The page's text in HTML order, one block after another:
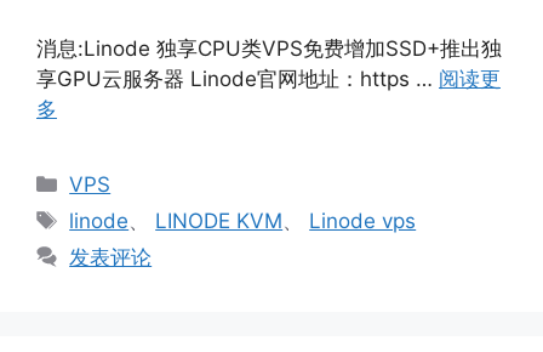
消息:Linode 独享CPU类VPS免费增加SSD+推出独
享GPU云服务器 Linode官网地址：https … 阅读更
多
分
类
VPS
标
签
linode、 LINODE KVM、 Linode vps
发表评论